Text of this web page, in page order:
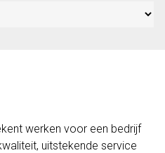
werken voor een bedrijf
uitstekende service